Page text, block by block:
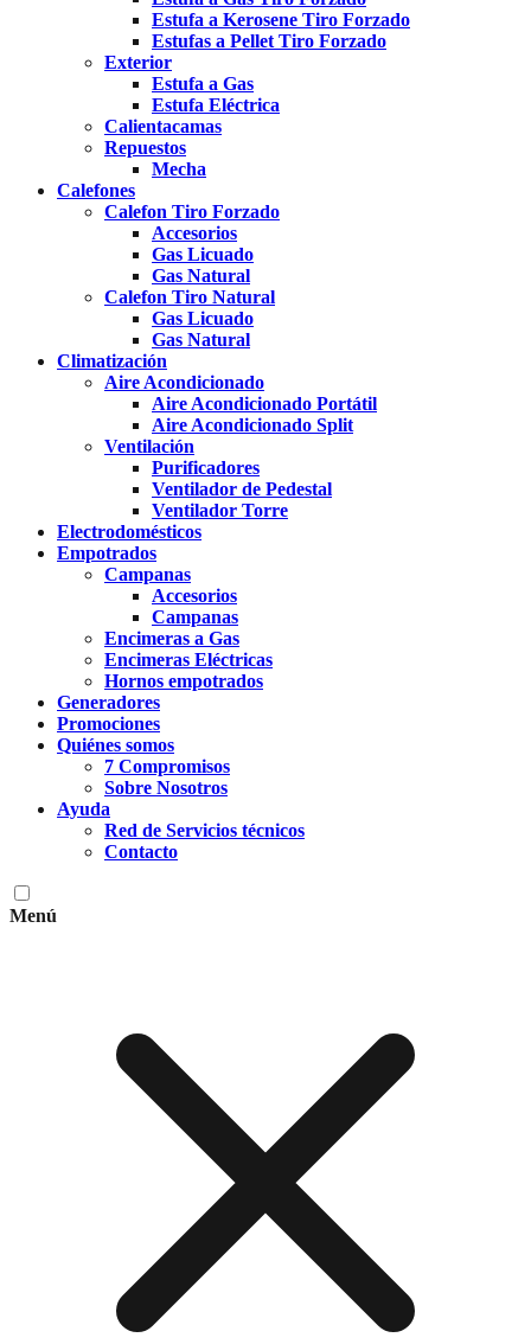
Estufa a Kerosene Tiro Forzado
Estufas a Pellet Tiro Forzado
Exterior
Estufa a Gas
Estufa Eléctrica
Calientacamas
Repuestos
Mecha
Calefones
Calefon Tiro Forzado
Accesorios
Gas Licuado
Gas Natural
Calefon Tiro Natural
Gas Licuado
Gas Natural
Climatización
Aire Acondicionado
Aire Acondicionado Portátil
Aire Acondicionado Split
Ventilación
Purificadores
Ventilador de Pedestal
Ventilador Torre
Electrodomésticos
Empotrados
Campanas
Accesorios
Campanas
Encimeras a Gas
Encimeras Eléctricas
Hornos empotrados
Generadores
Promociones
Quiénes somos
7 Compromisos
Sobre Nosotros
Ayuda
Red de Servicios técnicos
Contacto
Menú